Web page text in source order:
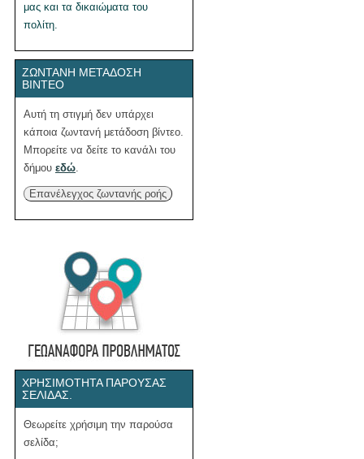
μας και τα δικαιώματα του
πολίτη.
ΖΩΝΤΑΝΉ ΜΕΤΆΔΟΣΗ
ΒΊΝΤΕΟ
Αυτή τη στιγμή δεν υπάρχει
κάποια ζωντανή μετάδοση βίντεο.
Μπορείτε να δείτε το κανάλι του
δήμου εδώ
Επανέλεγχος ζωντανής ροής
ΧΡΗΣΙΜΌΤΗΤΑ ΠΑΡΟΎΣΑΣ
ΣΕΛΊΔΑΣ.
Θεωρείτε χρήσιμη την παρούσα
σελίδα;